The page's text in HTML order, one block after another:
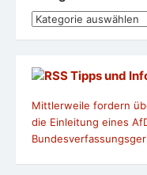
Kategorien
Tipps und
Mittlerweile fordern
die Einleitung eines